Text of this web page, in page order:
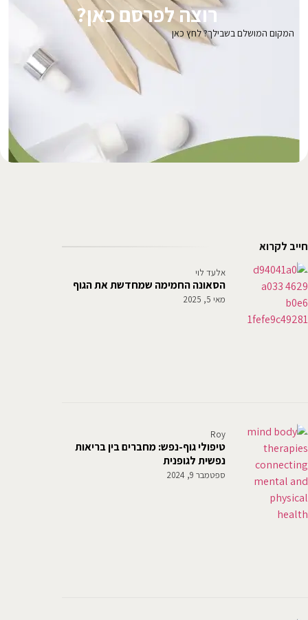
רוצה לפרסם כאן?
המקום המושלם בשבילך? לחץ כאן
חייב לקרוא
הסאונה החמימה שמחדשת את הגוף
אלעד לוי
מאי 5, 2025
טיפולי גוף-נפש: מחברים בין בריאות
נפשית לגופנית
Roy
ספטמבר 9, 2024